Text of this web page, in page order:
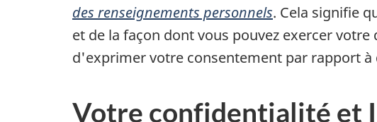
des renseignements personnels. Cela signifie
et de la façon dont vous pouvez exercer
d'exprimer votre consentement par rapport à
Votre confidentialité et